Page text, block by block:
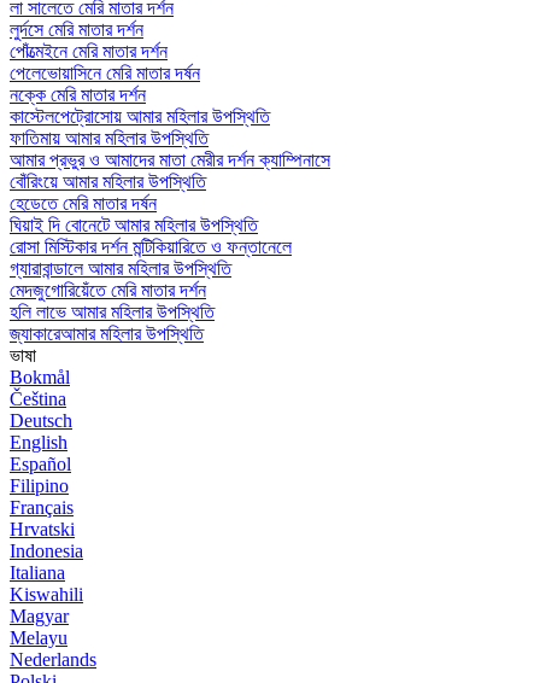
লা সালেতে মেরি মাতার দর্শন
লুর্দসে মেরি মাতার দর্শন
পোঁত্মেইনে মেরি মাতার দর্শন
পেলেভোয়াসিনে মেরি মাতার দর্ষন
নক্কে মেরি মাতার দর্শন
কাস্টেলপেট্রোসোয় আমার মহিলার উপস্থিতি
ফাতিমায় আমার মহিলার উপস্থিতি
আমার প্রভুর ও আমাদের মাতা মেরীর দর্শন ক্যাম্পিনাসে
বোঁরিংয়ে আমার মহিলার উপস্থিতি
হেডেতে মেরি মাতার দর্ষন
ঘিয়াই দি বোনেটে আমার মহিলার উপস্থিতি
রোসা মিস্টিকার দর্শন মন্টিকিয়ারিতে ও ফন্তানেলে
গ্যারাবান্ডালে আমার মহিলার উপস্থিতি
মেদজুগোরিয়েঁতে মেরি মাতার দর্শন
হলি লাভে আমার মহিলার উপস্থিতি
জ্যাকারেআমার মহিলার উপস্থিতি
ভাষা
Bokmål
Čeština
Deutsch
English
Español
Filipino
Français
Hrvatski
Indonesia
Italiana
Kiswahili
Magyar
Melayu
Nederlands